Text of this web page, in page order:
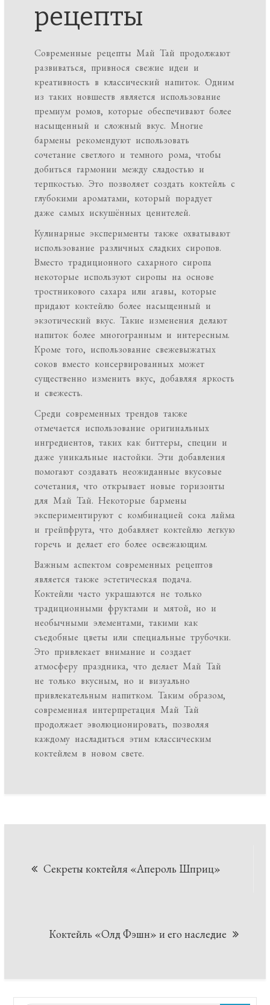
рецепты
Современные рецепты Май Тай продолжают
развиваться, привнося свежие идеи и
креативность в классический напиток. Одним
из таких новшеств является использование
премиум ромов, которые обеспечивают более
насыщенный и сложный вкус. Многие
бармены рекомендуют использовать
сочетание светлого и темного рома, чтобы
добиться гармонии между сладостью и
терпкостью. Это позволяет создать коктейль с
глубокими ароматами, который порадует
даже самых искушённых ценителей.
Кулинарные эксперименты также охватывают
использование различных сладких сиропов.
Вместо традиционного сахарного сиропа
некоторые используют сиропы на основе
тростникового сахара или агавы, которые
придают коктейлю более насыщенный и
экзотический вкус. Такие изменения делают
напиток более многогранным и интересным.
Кроме того, использование свежевыжатых
соков вместо консервированных может
существенно изменить вкус, добавляя яркость
и свежесть.
Среди современных трендов также
отмечается использование оригинальных
ингредиентов, таких как биттеры, специи и
даже уникальные настойки. Эти добавления
помогают создавать неожиданные вкусовые
сочетания, что открывает новые горизонты
для Май Тай. Некоторые бармены
экспериментируют с комбинацией сока лайма
и грейпфрута, что добавляет коктейлю легкую
горечь и делает его более освежающим.
Важным аспектом современных рецептов
является также эстетическая подача.
Коктейли часто украшаются не только
традиционными фруктами и мятой, но и
необычными элементами, такими как
съедобные цветы или специальные трубочки.
Это привлекает внимание и создает
атмосферу праздника, что делает Май Тай
не только вкусным, но и визуально
привлекательным напитком. Таким образом,
современная интерпретация Май Тай
продолжает эволюционировать, позволяя
каждому насладиться этим классическим
коктейлем в новом свете.
Навигация
записям
Секреты коктейля «Апероль Шприц»
Коктейль «Олд Фэшн» и его наследие